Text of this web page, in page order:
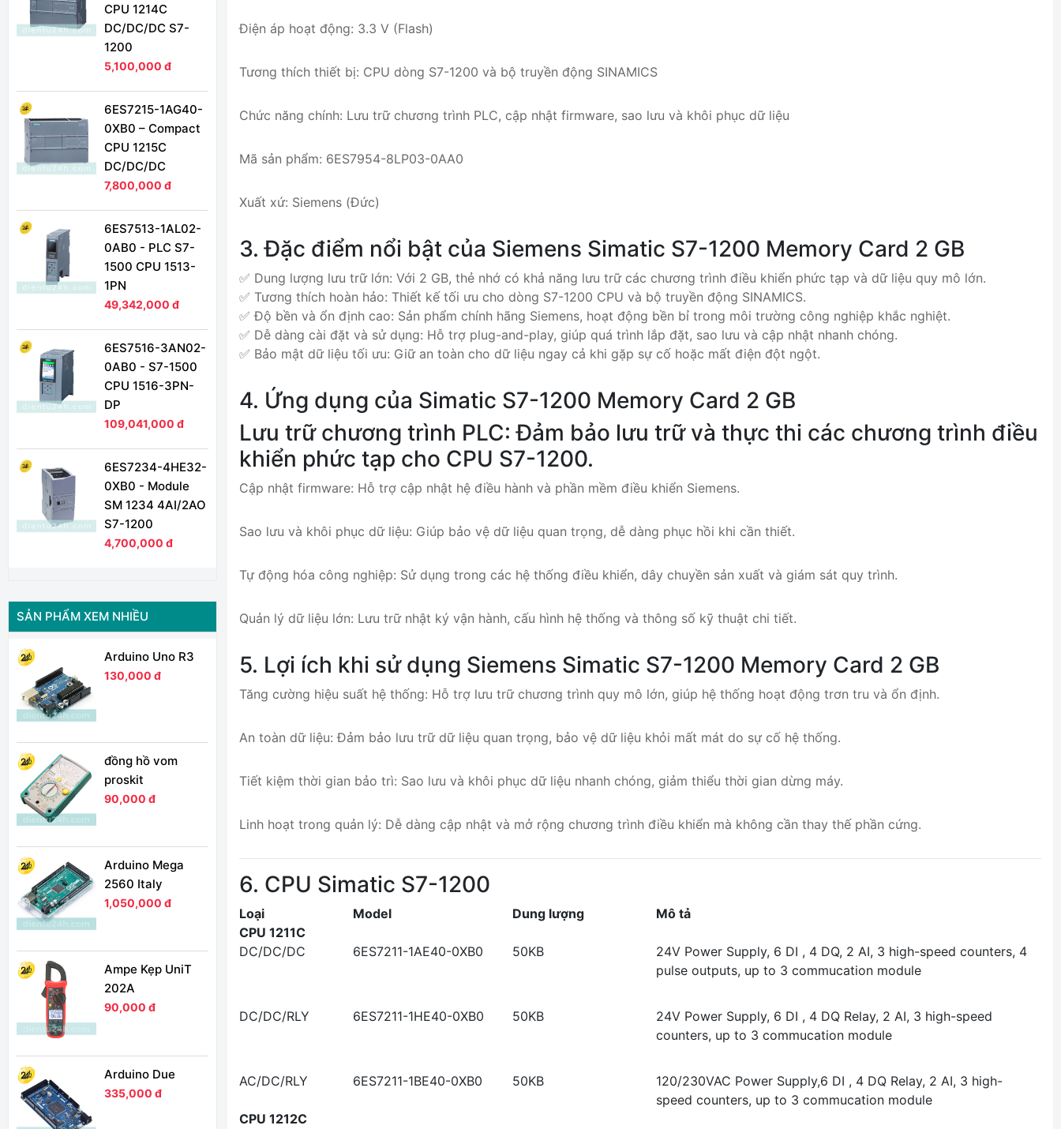
Điện áp hoạt động: 3.3 V (Flash)
Tương thích thiết bị: CPU dòng S7-1200 và bộ truyền động SINAMICS
Chức năng chính: Lưu trữ chương trình PLC, cập nhật firmware, sao lưu và khôi phục dữ liệu
Mã sản phẩm: 6ES7954-8LP03-0AA0
Xuất xứ: Siemens (Đức)
3. Đặc điểm nổi bật của Siemens Simatic S7-1200 Memory Card 2 GB
✅ Dung lượng lưu trữ lớn: Với 2 GB, thẻ nhớ có khả năng lưu trữ các chương trình điều khiển phức tạp và dữ liệu quy mô lớn.
✅ Tương thích hoàn hảo: Thiết kế tối ưu cho dòng S7-1200 CPU và bộ truyền động SINAMICS.
✅ Độ bền và ổn định cao: Sản phẩm chính hãng Siemens, hoạt động bền bỉ trong môi trường công nghiệp khắc nghiệt.
✅ Dễ dàng cài đặt và sử dụng: Hỗ trợ plug-and-play, giúp quá trình lắp đặt, sao lưu và cập nhật nhanh chóng.
✅ Bảo mật dữ liệu tối ưu: Giữ an toàn cho dữ liệu ngay cả khi gặp sự cố hoặc mất điện đột ngột.
4. Ứng dụng của Simatic S7-1200 Memory Card 2 GB
Lưu trữ chương trình PLC: Đảm bảo lưu trữ và thực thi các chương trình điều
khiển phức tạp cho CPU S7-1200.
Cập nhật firmware: Hỗ trợ cập nhật hệ điều hành và phần mềm điều khiển Siemens.
Sao lưu và khôi phục dữ liệu: Giúp bảo vệ dữ liệu quan trọng, dễ dàng phục hồi khi cần thiết.
Tự động hóa công nghiệp: Sử dụng trong các hệ thống điều khiển, dây chuyền sản xuất và giám sát quy trình.
Quản lý dữ liệu lớn: Lưu trữ nhật ký vận hành, cấu hình hệ thống và thông số kỹ thuật chi tiết.
5. Lợi ích khi sử dụng Siemens Simatic S7-1200 Memory Card 2 GB
Tăng cường hiệu suất hệ thống: Hỗ trợ lưu trữ chương trình quy mô lớn, giúp hệ thống hoạt động trơn tru và ổn định.
An toàn dữ liệu: Đảm bảo lưu trữ dữ liệu quan trọng, bảo vệ dữ liệu khỏi mất mát do sự cố hệ thống.
Tiết kiệm thời gian bảo trì: Sao lưu và khôi phục dữ liệu nhanh chóng, giảm thiểu thời gian dừng máy.
Linh hoạt trong quản lý: Dễ dàng cập nhật và mở rộng chương trình điều khiển mà không cần thay thế phần cứng.
6. CPU Simatic S7-1200
Loại Model Dung lượng
Mô tả
CPU 1211C
DC/DC/DC
6ES7211-1AE40-0XB0 50KB
24V Power Supply, 6 DI , 4 DQ, 2 AI, 3 high-speed counters, 4
pulse outputs, up to 3 commucation module
DC/DC/RLY 6ES7211-1HE40-0XB0 50KB
24V Power Supply, 6 DI , 4 DQ Relay, 2 AI, 3 high-speed
counters, up to 3 commucation module
AC/DC/RLY 6ES7211-1BE40-0XB0 50KB
120/230VAC Power Supply,6 DI , 4 DQ Relay, 2 AI, 3 high-
speed counters, up to 3 commucation module
CPU 1212C
CPU 1214C
DC/DC/DC S7-
1200
5,100,000 đ
6ES7215-1AG40-
0XB0 – Compact
CPU 1215C
DC/DC/DC
7,800,000 đ
6ES7513-1AL02-
0AB0 - PLC S7-
1500 CPU 1513-
1PN
49,342,000 đ
6ES7516-3AN02-
0AB0 - S7-1500
CPU 1516-3PN-
DP
109,041,000 đ
6ES7234-4HE32-
0XB0 - Module
SM 1234 4AI/2AO
S7-1200
4,700,000 đ
SẢN PHẨM XEM NHIỀU
Arduino Uno R3
130,000 đ
đồng hồ vom
proskit
90,000 đ
Arduino Mega
2560 Italy
1,050,000 đ
Ampe Kẹp UniT
202A
90,000 đ
Arduino Due
335,000 đ